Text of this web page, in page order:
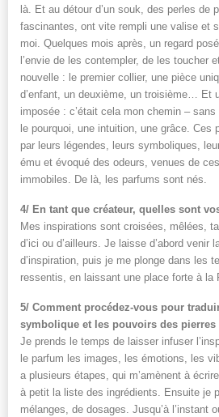
là. Et au détour d’un souk, des perles de
fascinantes, ont vite rempli une valise et
moi. Quelques mois après, un regard
l’envie de les contempler, de les toucher
nouvelle : le premier collier, une pièce
d’enfant, un deuxième, un troisième… Et
imposée : c’était cela mon chemin –
le pourquoi, une intuition, une grâce. Ces
par leurs légendes, leurs symboliques,
ému et évoqué des odeurs, venues de
immobiles. De là, les parfums sont nés.
4/ En tant que créateur, quelles sont
Mes inspirations sont croisées, mêlées,
d’ici ou d’ailleurs. Je laisse d’abord venir
d’inspiration, puis je me plonge dans les
ressentis, en laissant une place forte à la
5/ Comment procédez-vous pour
symbolique et les pouvoirs des pierres
Je prends le temps de laisser infuser
le parfum les images, les émotions, les
a plusieurs étapes, qui m’amènent à
à petit la liste des ingrédients. Ensuite je
mélanges, de dosages. Jusqu’à l’instant